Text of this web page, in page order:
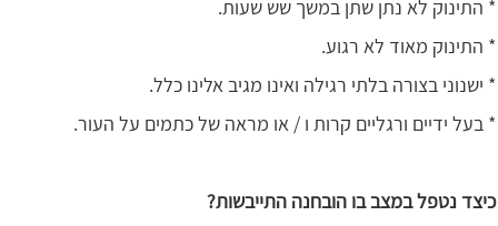
* התינוק לא נתן שתן במשך שש שעות.
* התינוק מאוד לא רגוע.
* ישנוני בצורה בלתי רגילה ואינו מגיב אלינו כלל.
* בעל ידיים ורגליים קרות ו / או מראה של כתמים על העור.
כיצד נטפל במצב בו הובחנה התייבשות?